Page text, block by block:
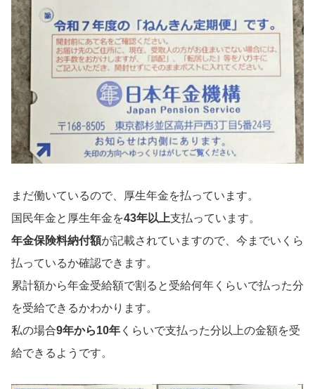
まだ働いているので、厚生年金を払っています。
国民年金と厚生年金を43年以上支払っています。
年金保険料納付額が記載されていますので、今までいくら
払っているか確認できます。
累計額から年金受給額で割ると受給何年くらいで払った分
を受給できるかわかります。
私の場合9年から10年 くらいで支払った分以上の金額を受
給できるようです。